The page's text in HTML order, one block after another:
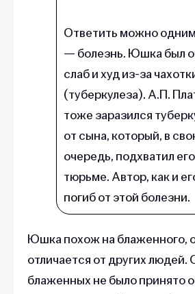
Ответить можно
— болезнь. Юшка был
слаб и худ из-за
(туберкулеза). А.П.
тоже заразился
от сына, который, в
очередь, подхватил
тюрьме. Автор, как и
погиб от этой болезни.
Юшка похож на блаженного,
отличается от других людей.
блаженных не было принято